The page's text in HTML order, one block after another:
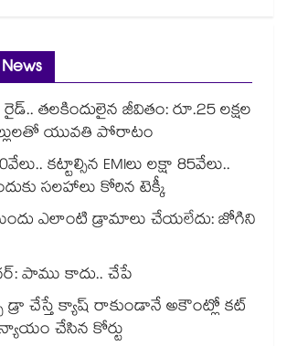
తలకిందులైన జీవితం: రూ.25 లక్షల
యువతి పోరాటం
కట్టాల్సిన EMIలు లక్షా 85వేలు..
సలహాలు కోరిన టెక్కీ
ఎలాంటి డ్రామాలు చేయలేదు: జోగిని
పాము కాదు.. చేపే
డ్రా చేస్తే క్యాష్ రాకుండానే అకౌంట్లో కట్
చేసిన కోర్టు